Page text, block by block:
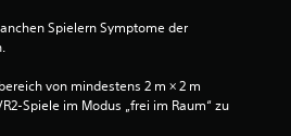
Spielern Symptome der
von mindestens 2 m × 2 m
Spiele im Modus „frei im Raum“ zu